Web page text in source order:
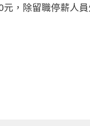
元，除留職停薪人員